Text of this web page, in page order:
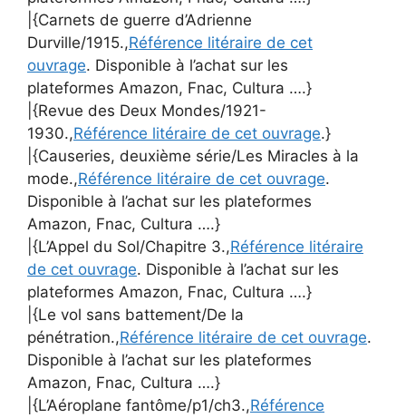
|{Carnets de guerre d’Adrienne
Durville/1915.,Référence litéraire de cet
ouvrage. Disponible à l’achat sur les
plateformes Amazon, Fnac, Cultura ….}
|{Revue des Deux Mondes/1921-
1930.,Référence litéraire de cet ouvrage.}
|{Causeries, deuxième série/Les Miracles à la
mode.,Référence litéraire de cet ouvrage.
Disponible à l’achat sur les plateformes
Amazon, Fnac, Cultura ….}
|{L’Appel du Sol/Chapitre 3.,Référence litéraire
de cet ouvrage. Disponible à l’achat sur les
plateformes Amazon, Fnac, Cultura ….}
|{Le vol sans battement/De la
pénétration.,Référence litéraire de cet ouvrage.
Disponible à l’achat sur les plateformes
Amazon, Fnac, Cultura ….}
|{L’Aéroplane fantôme/p1/ch3.,Référence